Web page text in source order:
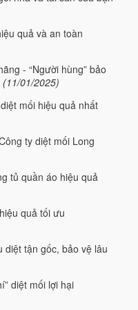
quả và an toàn
- “Người hùng” bảo
(11/01/2025)
mối hiệu quả nhất
ty diệt mối Long
tủ quần áo hiệu quả
quả tối ưu
diệt tận gốc, bảo vệ lâu
diệt mối lợi hại